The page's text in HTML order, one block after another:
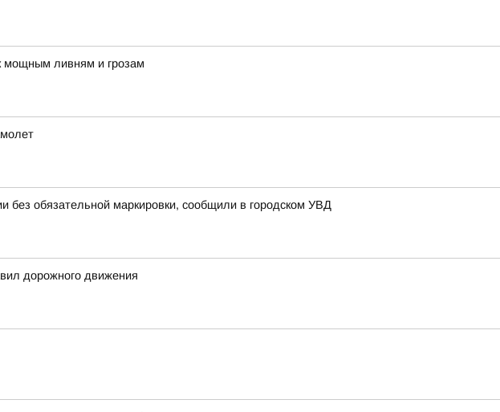
мощным ливням и грозам
без обязательной маркировки, сообщили в городском УВД
дорожного движения